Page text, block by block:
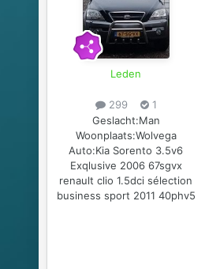
Leden
299
1
Geslacht:Man
Woonplaats:Wolvega
Auto:Kia Sorento 3.5v6
Exqlusive 2006 67sgvx
renault clio 1.5dci sélection
business sport 2011 40phv5